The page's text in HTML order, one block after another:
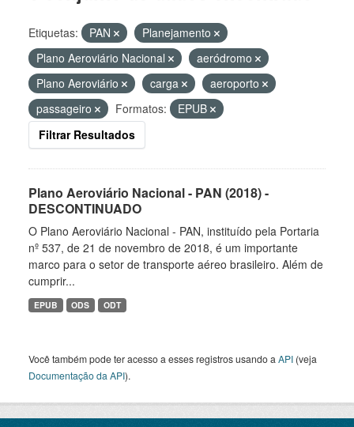
Etiquetas: PAN
Planejamento
Plano Aeroviário Nacional
aeródromo
Plano Aeroviário
carga
aeroporto
passageiro
Formatos:
EPUB
Filtrar Resultados
Plano Aeroviário Nacional - PAN (2018) -
DESCONTINUADO
O Plano Aeroviário Nacional - PAN, instituído pela Portaria
nº 537, de 21 de novembro de 2018, é um importante
marco para o setor de transporte aéreo brasileiro. Além de
cumprir...
EPUB ODS ODT
Você também pode ter acesso a esses registros usando a API (veja
Documentação da API).